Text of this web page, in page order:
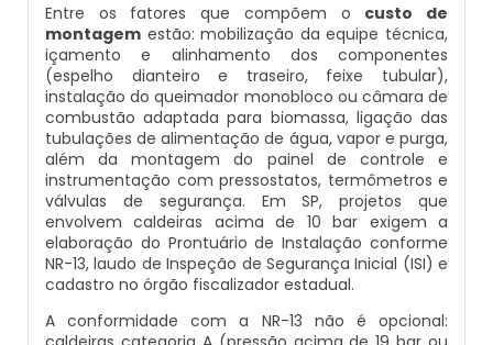
Industrial
Caldeiraria E Montagem Industrial
Caldeiraria Industrial
Caldeiraria Pesada
Caldeiras De Recuperação De Calor Sensivel
Caldeiras E Aquecedores
Inspeção De Segurança De Caldeiras
Inspeção De Segurança Em Caldeiras
Inspeção De Segurança Em Caldeiras E
Vasos De Pressão
Inspeção De Segurança Em Vasos De
Pressão
Inspeção Dimensional De Caldeiraria
Manutenção De Caldeiras Em Sp
Manutenção De Caldeiras Industriais
Manutenção Em Caldeiras De Alta Pressão
Manutenção Preventiva Caldeiras
Montagem Caldeiras
Montagem De Caldeiras
Caldeira Locomotiva A Vapor
Caldeira Usada A Venda
Caldeira Vapor A Lenha
Compra E Venda De Caldeiras Usadas
Comprar Caldeira A Vapor
Comprar Caldeira De Vapor
Distribuidor De Caldeira A Gás
Empresa De Caldeira A Gás
Empresa De Manutenção De Caldeira A Gás
Fornecedor De Caldeira A Gás
Manutenção De Caldeira A Gás
Onde Comprar Caldeira A Gás
Entre os fatores que compõem o custo de
montagem estão: mobilização da equipe técnica,
içamento e alinhamento dos componentes
(espelho dianteiro e traseiro, feixe tubular),
instalação do queimador monobloco ou câmara de
combustão adaptada para biomassa, ligação das
tubulações de alimentação de água, vapor e purga,
além da montagem do painel de controle e
instrumentação com pressostatos, termômetros e
válvulas de segurança. Em SP, projetos que
envolvem caldeiras acima de 10 bar exigem a
elaboração do Prontuário de Instalação conforme
NR-13, laudo de Inspeção de Segurança Inicial (ISI) e
cadastro no órgão fiscalizador estadual.
A conformidade com a NR-13 não é opcional: